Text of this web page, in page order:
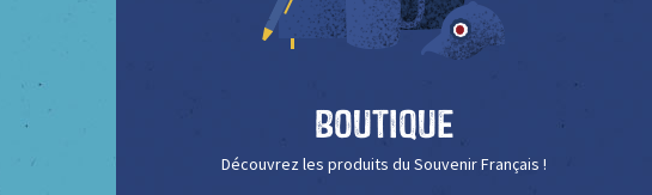
Boutique
Découvrez les produits du Souvenir Français !